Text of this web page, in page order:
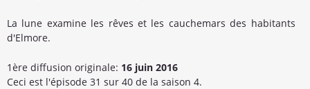
La lune examine les rêves et les cauchemars des habitants
d'Elmore.
1ère diffusion originale: 16 juin 2016
Ceci est l'épisode 31 sur 40 de la saison 4.